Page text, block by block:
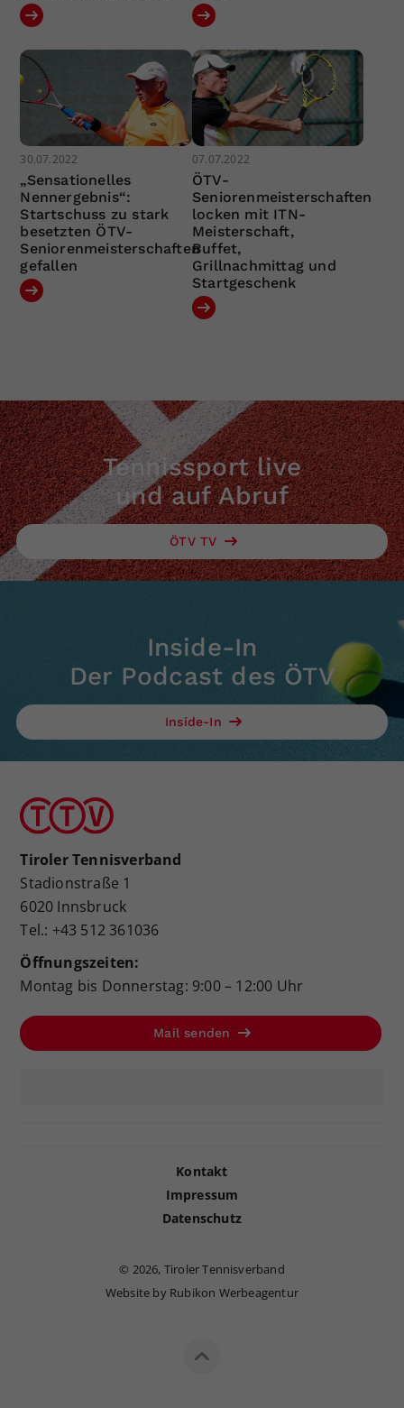
30.07.2022
„Sensationelles
Nennergebnis“:
Startschuss zu stark
besetzten ÖTV-
Seniorenmeisterschaften
gefallen
07.07.2022
ÖTV-
Seniorenmeisterschaften
locken mit ITN-
Meisterschaft,
Buffet,
Grillnachmittag und
Startgeschenk
Tennissport live
und auf Abruf
ÖTV TV
Inside-In
Der Podcast des ÖTV
Inside-In
Tiroler Tennisverband
Stadionstraße 1
6020 Innsbruck
Tel.: +43 512 361036
Öffnungszeiten:
Montag bis Donnerstag: 9:00 – 12:00 Uhr
Mail senden
Kontakt
Impressum
Datenschutz
© 2026, Tiroler Tennisverband
Website by Rubikon Werbeagentur